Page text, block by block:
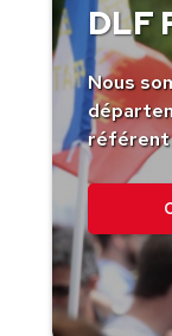
DLF
Nous
référent